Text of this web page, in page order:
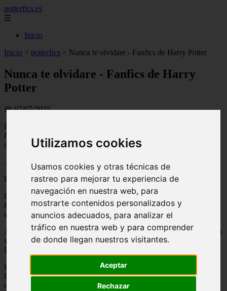
Utilizamos cookies
Usamos cookies y otras técnicas de
rastreo para mejorar tu experiencia de
navegación en nuestra web, para
mostrarte contenidos personalizados y
anuncios adecuados, para analizar el
tráfico en nuestra web y para comprender
de donde llegan nuestros visitantes.
Aceptar
Rechazar
potterfics.es
☰
Inicio
Inicio > potterfics > Nunca te olvidare - Fanfics de Harry Potter
Nunca te olvidare - Fanfics de Harry
Potter
📅 07/07/2025
La guerra había terminado hace ya 2 años, una tarde de un 14 de
febrero (día de San Valentín) y es que todo empezó esa misma tarde
en Hogsmade
.
FLASH BACK
Harry y Hermione se habían confesado su amor el 5 de febrero,
Harry le había pedido a Hermione que si quería ir con el, al día
siguiente a Hogsmade y como era de esperar Hermione no se negó.
Al día siguiente los alumnos (la mayoría parejas) salieron del castillo
sin saber que ese mismo día se llevaría a cabo la batalla final entre
Lord Voldemort y Harry Potter
Harry y Hermione subieron en un carruaje ellos 2 solamente ya que
Ron se había ido con Luna (su novia con la que ya tenia 2 meses) y
ellos 2 estaban solos.